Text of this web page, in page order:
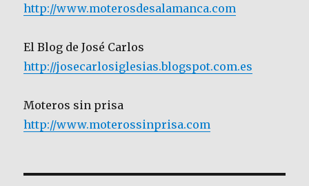
http://www.moterosdesalamanca.com
El Blog de José Carlos
http://josecarlosiglesias.blogspot.com.es
Moteros sin prisa
http://www.moterossinprisa.com